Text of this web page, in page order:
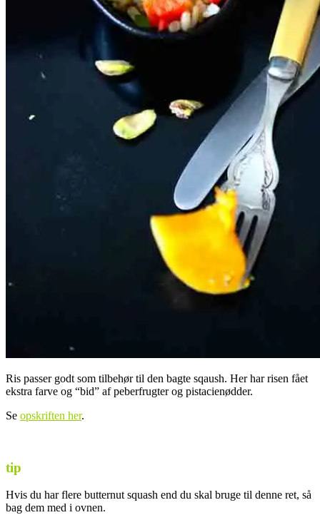
Ris passer godt som tilbehør til den bagte sqaush. Her har risen fået
ekstra farve og “bid” af peberfrugter og pistacienødder.
Se opskriften her.
tip
Hvis du har flere butternut squash end du skal bruge til denne ret, så
bag dem med i ovnen.